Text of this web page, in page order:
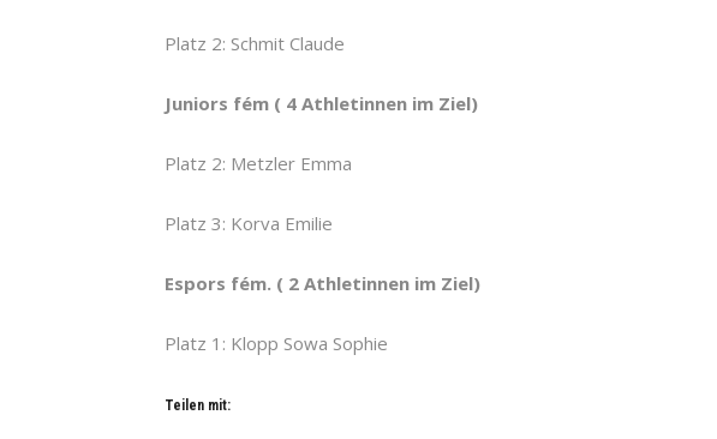
Platz 2: Schmit Claude
Juniors fém ( 4 Athletinnen im Ziel)
Platz 2: Metzler Emma
Platz 3: Korva Emilie
Espors fém. ( 2 Athletinnen im Ziel)
Platz 1: Klopp Sowa Sophie
Teilen mit: